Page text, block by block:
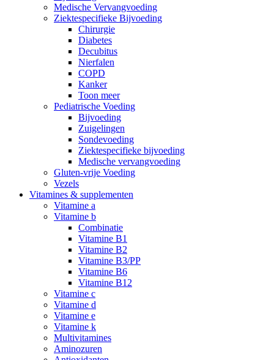
Medische Vervangvoeding
Ziektespecifieke Bijvoeding
Chirurgie
Diabetes
Decubitus
Nierfalen
COPD
Kanker
Toon meer
Pediatrische Voeding
Bijvoeding
Zuigelingen
Sondevoeding
Ziektespecifieke bijvoeding
Medische vervangvoeding
Gluten-vrije Voeding
Vezels
Vitamines & supplementen
Vitamine a
Vitamine b
Combinatie
Vitamine B1
Vitamine B2
Vitamine B3/PP
Vitamine B6
Vitamine B12
Vitamine c
Vitamine d
Vitamine e
Vitamine k
Multivitamines
Aminozuren